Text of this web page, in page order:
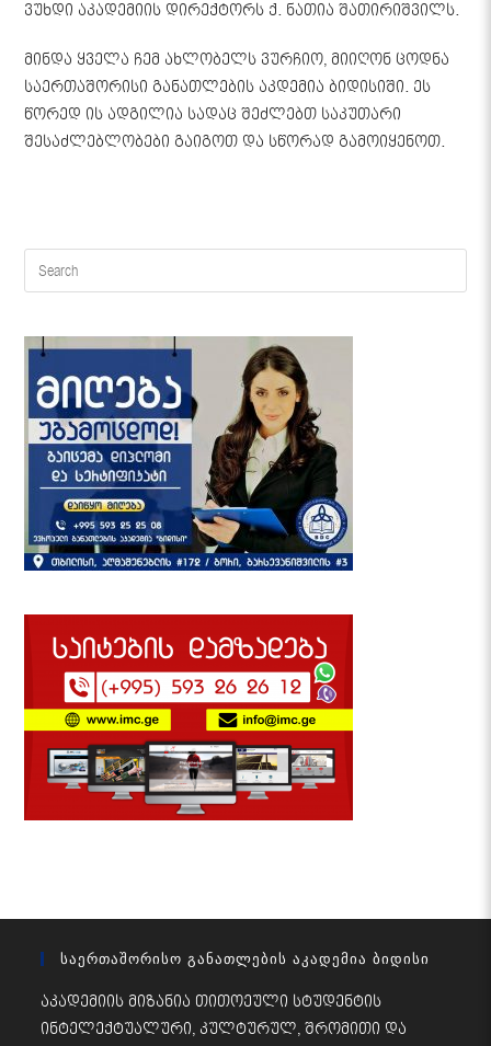
ვუხდი აკადემიის დირექტორს ქ. ნათია შათირიშვილს.
მინდა ყველა ჩემ ახლობელს ვურჩიო, მიიღონ ცოდნა
საერთაშორისი განათლების აკდემია ბიდისიში. ეს
წორედ ის ადგილია სადაც შეძლებთ საკუთარი
შესაძლებლობები გაიგოთ და სწორად გამოიყენოთ.
Საერთაშორისო Განათლების Აკადემია Ბიდისი
აკადემიის მიზანია თითოეული სტუდენტის
ინტელექტუალური, კულტურულ, შრომითი და